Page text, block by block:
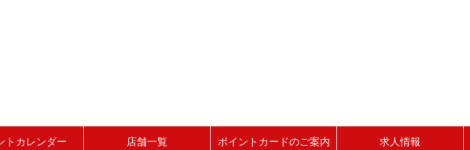
トカレンダー 店舗一覧 ポイントカードのご案内 求人情報